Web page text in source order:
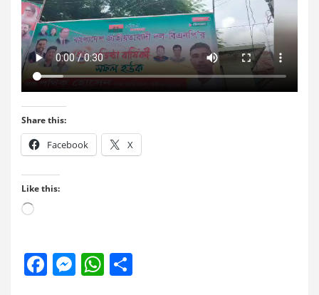
Share this:
Facebook X
Like this:
Loading…
F
M W